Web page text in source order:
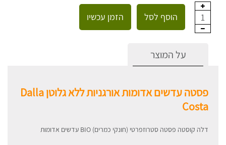
1 הוסף לסל הזמן עכשיו
על המוצר
פסטה עדשים אדומות אורגניות ללא גלוטן Dalla
Costa
דלה קוסטה פסטה סטרוזפרטי (חונקי כמרים) BIO עדשים אדומות